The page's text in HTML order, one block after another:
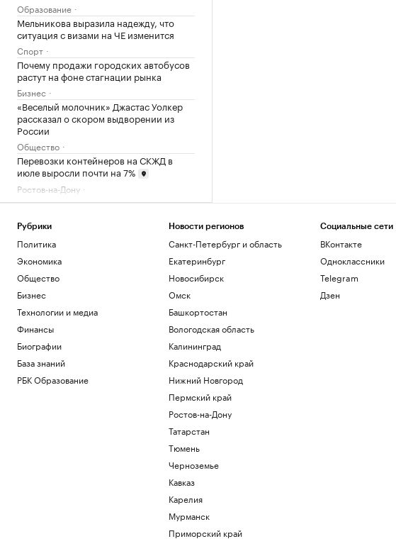
Образование
Мельникова выразила надежду, что
ситуация с визами на ЧЕ изменится
Спорт
Почему продажи городских автобусов
растут на фоне стагнации рынка
Бизнес
«Веселый молочник» Джастас Уолкер
рассказал о скором выдворении из
России
Общество
Перевозки контейнеров на СКЖД в
июле выросли почти на 7%
Ростов-на-Дону
На станции метро «Смоленская»
путевых стен
Общество
Что такое Executive MBA и зачем
получать эту степень
Образование
Патрушев посетил флагман ВМС
Бразилии «Атлантико» в порту Рио-де-
Федерацию футбола Южной Кореи
обвинили в оплате интимных услуг для
судей
Reuters сообщил о поставках топлива
Энди Джасси против бюрократии. Как
новый CEO устроил перестройку в
Рубрики
Политика
Экономика
Общество
Бизнес
Технологии и медиа
Финансы
Биографии
База знаний
РБК Образование
Новости регионов
Санкт-Петербург и область
Екатеринбург
Новосибирск
Омск
Башкортостан
Вологодская область
Калининград
Краснодарский край
Нижний Новгород
Пермский край
Ростов-на-Дону
Татарстан
Тюмень
Черноземье
Кавказ
Карелия
Мурманск
Приморский край
Социальные сети
ВКонтакте
Одноклассники
Telegram
Дзен